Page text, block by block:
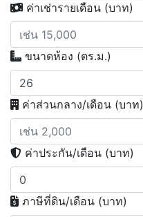
ค่าเช่ารายเดือน (บาท)
ขนาดห้อง (ตร.ม.)
ค่าส่วนกลาง/เดือน (บาท)
ค่าประกัน/เดือน (บาท)
ภาษีที่ดิน/เดือน (บาท)